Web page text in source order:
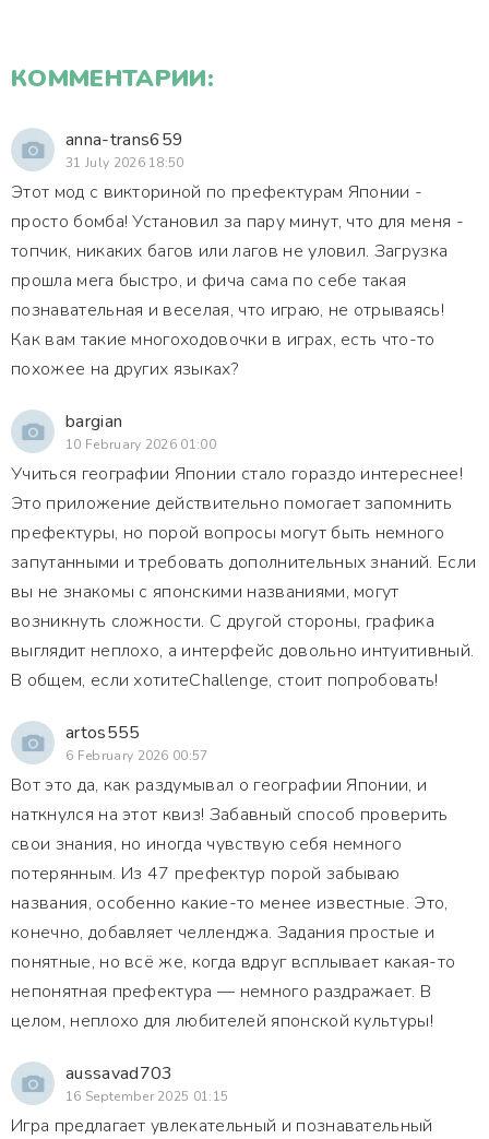
КОММЕНТАРИИ:
anna-trans659
31 July 2026 18:50
Этот мод с викториной по префектурам Японии -
просто бомба! Установил за пару минут, что для меня -
топчик, никаких багов или лагов не уловил. Загрузка
прошла мега быстро, и фича сама по себе такая
познавательная и веселая, что играю, не отрываясь!
Как вам такие многоходовочки в играх, есть что-то
похожее на других языках?
bargian
10 February 2026 01:00
Учиться географии Японии стало гораздо интереснее!
Это приложение действительно помогает запомнить
префектуры, но порой вопросы могут быть немного
запутанными и требовать дополнительных знаний. Если
вы не знакомы с японскими названиями, могут
возникнуть сложности. С другой стороны, графика
выглядит неплохо, а интерфейс довольно интуитивный.
В общем, если хотитеChallenge, стоит попробовать!
artos555
6 February 2026 00:57
Вот это да, как раздумывал о географии Японии, и
наткнулся на этот квиз! Забавный способ проверить
свои знания, но иногда чувствую себя немного
потерянным. Из 47 префектур порой забываю
названия, особенно какие-то менее известные. Это,
конечно, добавляет челленджа. Задания простые и
понятные, но всё же, когда вдруг всплывает какая-то
непонятная префектура — немного раздражает. В
целом, неплохо для любителей японской культуры!
aussavad703
16 September 2025 01:15
Игра предлагает увлекательный и познавательный